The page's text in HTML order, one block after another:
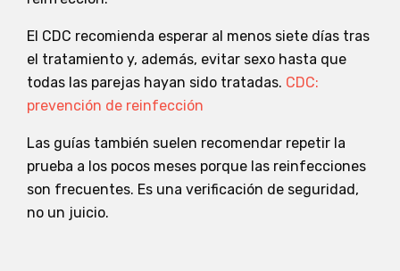
El CDC recomienda esperar al menos siete días tras
el tratamiento y, además, evitar sexo hasta que
todas las parejas hayan sido tratadas. CDC:
prevención de reinfección
Las guías también suelen recomendar repetir la
prueba a los pocos meses porque las reinfecciones
son frecuentes. Es una verificación de seguridad,
no un juicio.